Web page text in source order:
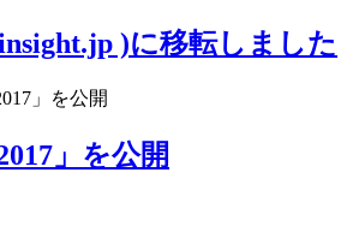
)に移転しました
」を公開
」を公開